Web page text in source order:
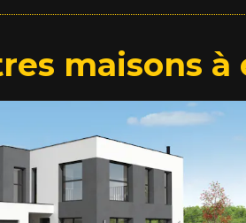
maisons à